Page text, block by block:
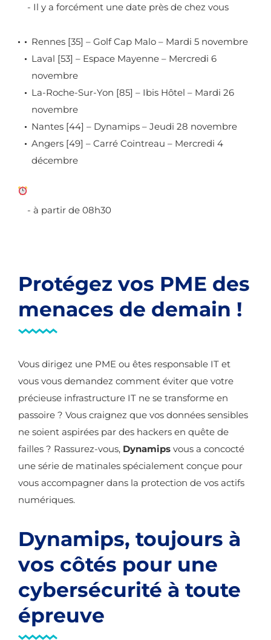
- Il y a forcément une date près de chez vous
Rennes [35] – Golf Cap Malo – Mardi 5 novembre
Laval [53] – Espace Mayenne – Mercredi 6
novembre
La-Roche-Sur-Yon [85] – Ibis Hôtel – Mardi 26
novembre
Nantes [44] – Dynamips – Jeudi 28 novembre
Angers [49] – Carré Cointreau – Mercredi 4
décembre
- à partir de 08h30
Protégez vos PME des
menaces de demain !
Vous dirigez une PME ou êtes responsable IT et
vous vous demandez comment éviter que votre
précieuse infrastructure IT ne se transforme en
passoire ? Vous craignez que vos données sensibles
ne soient aspirées par des hackers en quête de
failles ? Rassurez-vous, Dynamips vous a concocté
une série de matinales spécialement conçue pour
vous accompagner dans la protection de vos actifs
numériques.
Dynamips, toujours à
vos côtés pour une
cybersécurité à toute
épreuve